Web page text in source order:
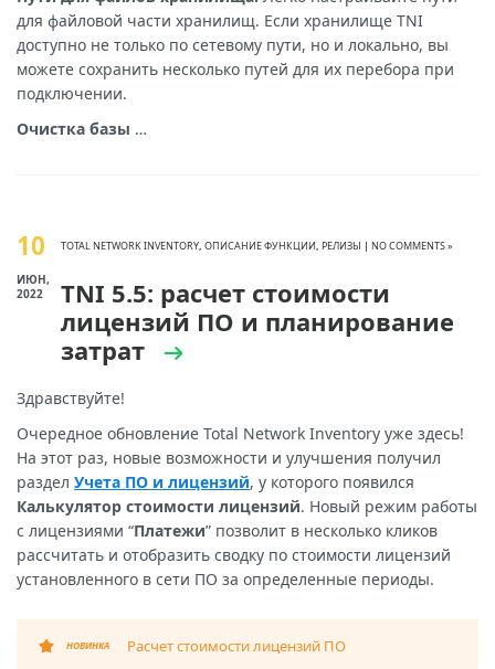
для файловой части хранилищ. Если хранилище TNI
доступно не только по сетевому пути, но и локально, вы
можете сохранить несколько путей для их перебора при
подключении.
Очистка базы …
10
ИЮН,
2022
TOTAL NETWORK INVENTORY, ОПИСАНИЕ ФУНКЦИИ, РЕЛИЗЫ | NO COMMENTS »
TNI 5.5: расчет стоимости
лицензий ПО и планирование
затрат
Здравствуйте!
Очередное обновление Total Network Inventory уже здесь!
На этот раз, новые возможности и улучшения получил
раздел Учета ПО и лицензий, у которого появился
Калькулятор стоимости лицензий. Новый режим работы
с лицензиями “Платежи” позволит в несколько кликов
рассчитать и отобразить сводку по стоимости лицензий
установленного в сети ПО за определенные периоды.
НОВИНКА Расчет стоимости лицензий ПО